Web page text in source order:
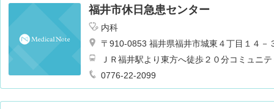
福井市休日急患センター
内科
〒910-0853 福井県福井市城東４丁目１４－
ＪＲ福井駅より東方へ徒歩２０分コミュニ
ンター前バス停より徒歩１分
0776-22-2099